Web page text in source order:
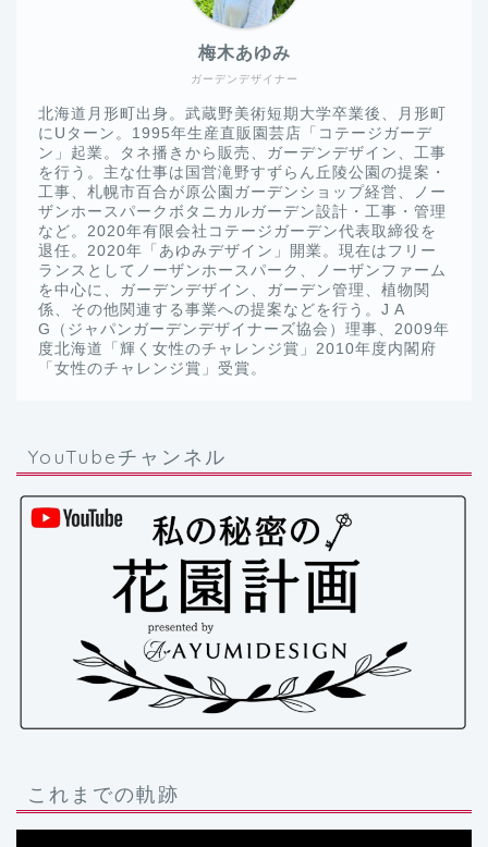
ガーデンデザイナー
梅木あゆみ
北海道月形町出身。武蔵野美術短期大学卒業後、月形町
にUターン。1995年生産直販園芸店「コテージガーデ
ン」起業。タネ播きから販売、ガーデンデザイン、工事
を行う。主な仕事は国営滝野すずらん丘陵公園の提案・
工事、札幌市百合が原公園ガーデンショップ経営、ノー
ザンホースパークボタニカルガーデン設計・工事・管理
など。2020年有限会社コテージガーデン代表取締役を
退任。2020年「あゆみデザイン」開業。現在はフリー
ランスとしてノーザンホースパーク、ノーザンファーム
を中心に、ガーデンデザイン、ガーデン管理、植物関
係、その他関連する事業への提案などを行う。J A
G（ジャパンガーデンデザイナーズ協会）理事、2009年
度北海道「輝く女性のチャレンジ賞」2010年度内閣府
「女性のチャレンジ賞」受賞。
YouTubeチャンネル
これまでの軌跡